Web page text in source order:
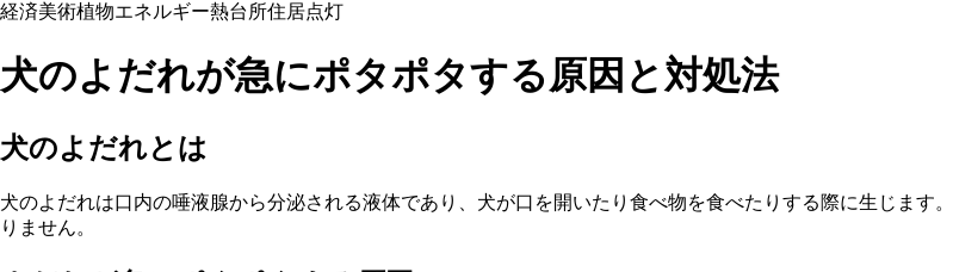
経済美術植物エネルギー熱台所住居点灯
犬のよだれが急にポタポタする原因と対処法
犬のよだれとは
犬のよだれは口内の唾液腺から分泌される液体であり、犬が口を開いたり食べ物を食べたりする際に生じま
りません。